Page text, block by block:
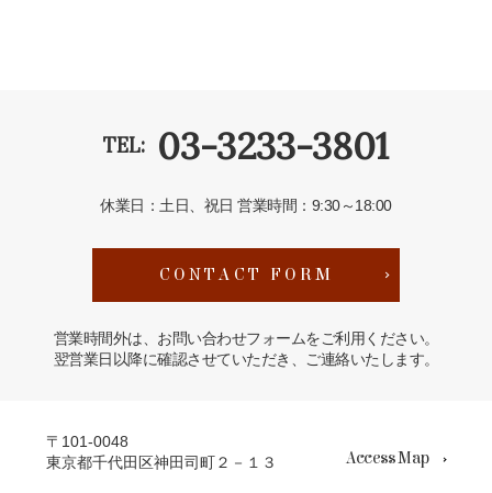
TEL: 03-3233-3801
休業日：土日、祝日営業時間：9:30～18:00
CONTACT FORM
営業時間外は、お問い合わせフォームをご利用ください。
翌営業日以降に確認させていただき、ご連絡いたします。
〒101-0048
東京都千代田区神田司町２－１３
Access Map